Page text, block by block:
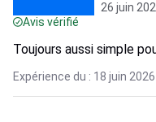
26 juin
Avis vérifié
Toujours aussi simple
Expérience du : 18 juin 2026